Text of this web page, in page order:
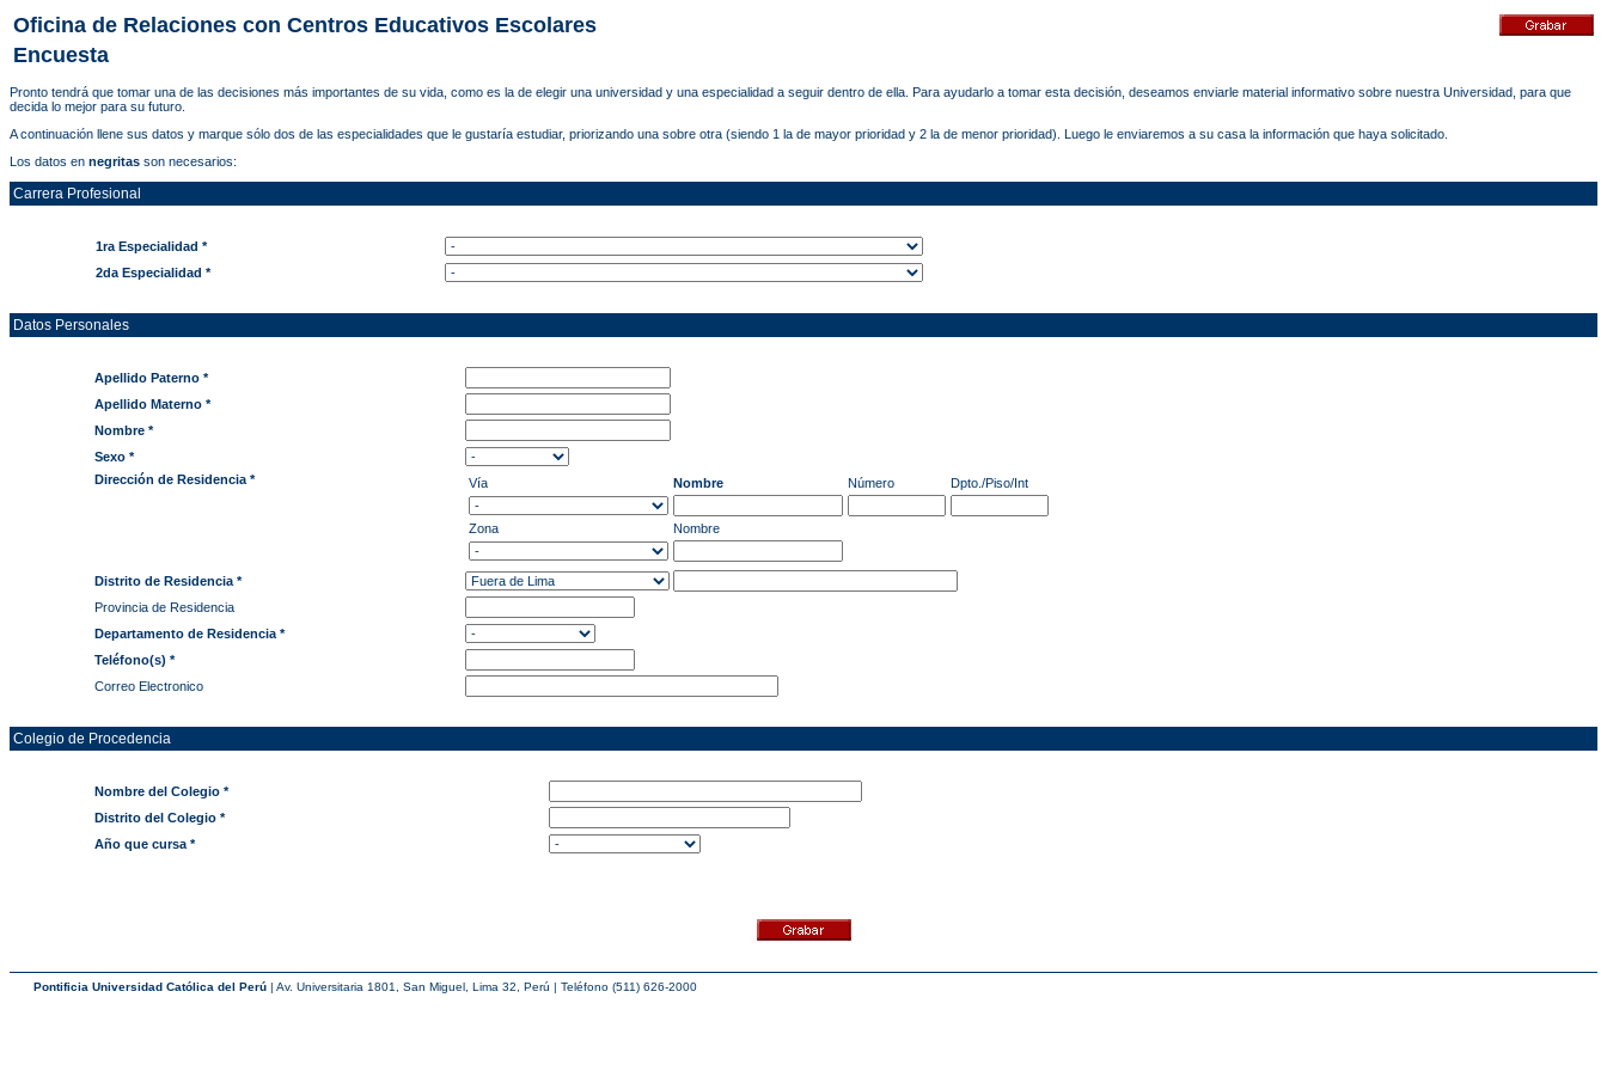
Oficina de Relaciones con Centros Educativos Escolares
Encuesta
Pronto tendrá que tomar una de las decisiones más importantes de su vida, como es la de elegir una universidad y una especialidad a seguir dentro de ella. Para ayudarlo a tomar esta decisión, deseamos enviarle material informativo sobre nuestra Universidad, para que
decida lo mejor para su futuro.
A continuación llene sus datos y marque sólo dos de las especialidades que le gustaría estudiar, priorizando una sobre otra (siendo 1 la de mayor prioridad y 2 la de menor prioridad). Luego le enviaremos a su casa la información que haya solicitado.
Los datos en negritas son necesarios:
Carrera Profesional
1ra Especialidad *
2da Especialidad *
Datos Personales
Apellido Paterno *
Apellido Materno *
Nombre *
Sexo *
Dirección de Residencia *
Vía Nombre Número Dpto./Piso/Int
Zona Nombre
Distrito de Residencia *
Provincia de Residencia
Departamento de Residencia *
Teléfono(s) *
Correo Electronico
Colegio de Procedencia
Nombre del Colegio *
Distrito del Colegio *
Año que cursa *
Pontificia Universidad Católica del Perú | Av. Universitaria 1801, San Miguel, Lima 32, Perú | Teléfono (511) 626-2000